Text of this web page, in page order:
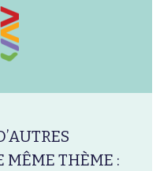
MÊME THÈME :